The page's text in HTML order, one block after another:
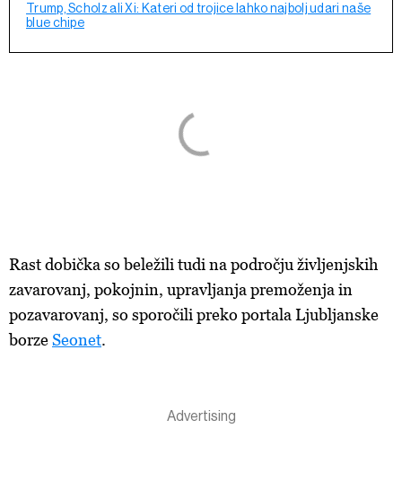
Trump, Scholz ali Xi: Kateri od trojice lahko najbolj udari naše
blue chipe
Rast dobička so beležili tudi na področju življenjskih
zavarovanj, pokojnin, upravljanja premoženja in
pozavarovanj, so sporočili preko portala Ljubljanske
borzeSeonet.